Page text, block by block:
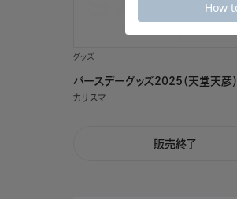
グッズ
バースデーグッズ2025（天堂天彦）
カリスマ
販売終了